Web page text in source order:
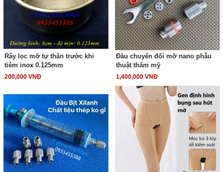
Rây lọc mỡ tự thân trước khi
tiêm inox 0.125mm
200,000 VNĐ
Đầu chuyển đổi mỡ nano phẫu
thuật thẩm mỹ
1,400,000 VNĐ